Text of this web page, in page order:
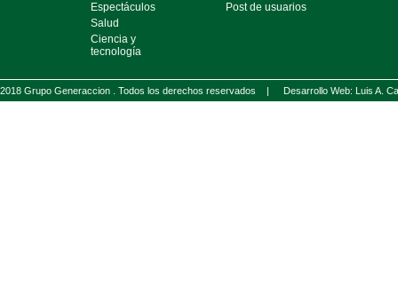
Espectáculos
Salud
Ciencia y
tecnología
Post de usuarios
2018 Grupo Generaccion . Todos los derechos reservados | Desarrollo Web: Luis